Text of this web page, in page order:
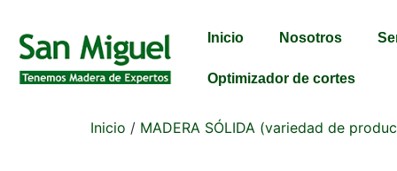
Inicio Nosotros
Optimizador de cortes
Inicio / MADERA SÓLIDA (variedad de